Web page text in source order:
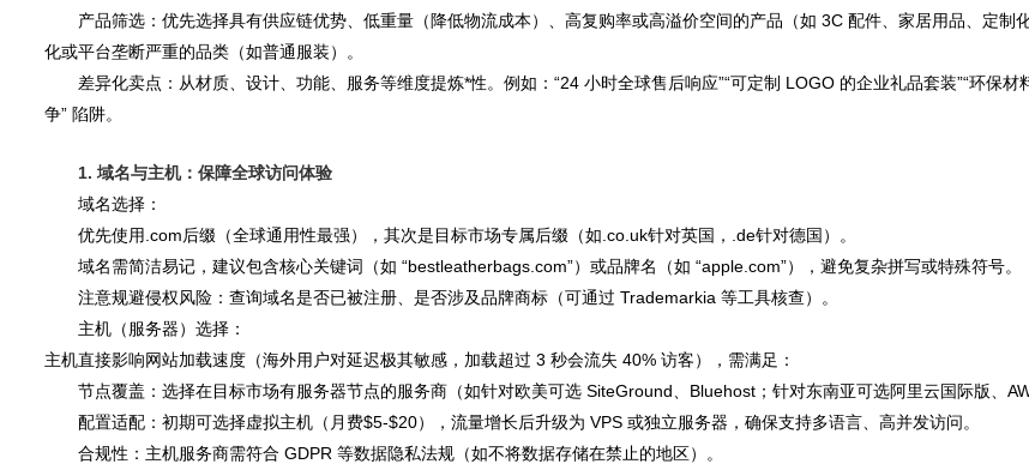
产品筛选：优先选择具有供应链优势、低重量（降低物流成本）、高复购率或高溢价空间的产品（如 3C 配件、家居用品、定制
化或平台垄断严重的品类（如普通服装）。
差异化卖点：从材质、设计、功能、服务等维度提炼*性。例如：“24 小时全球售后响应”“可定制 LOGO 的企业礼品套装”“环保材
争” 陷阱。
1. 域名与主机：保障全球访问体验
域名选择：
优先使用.com后缀（全球通用性最强），其次是目标市场专属后缀（如.co.uk针对英国，.de针对德国）。
域名需简洁易记，建议包含核心关键词（如 “bestleatherbags.com”）或品牌名（如 “apple.com”），避免复杂拼写或特殊符号。
注意规避侵权风险：查询域名是否已被注册、是否涉及品牌商标（可通过 Trademarkia 等工具核查）。
主机（服务器）选择：
主机直接影响网站加载速度（海外用户对延迟极其敏感，加载超过 3 秒会流失 40% 访客），需满足：
节点覆盖：选择在目标市场有服务器节点的服务商（如针对欧美可选 SiteGround、Bluehost；针对东南亚可选阿里云国际版、
配置适配：初期可选择虚拟主机（月费$5-$20），流量增长后升级为 VPS 或独立服务器，确保支持多语言、高并发访问。
合规性：主机服务商需符合 GDPR 等数据隐私法规（如不将数据存储在禁止的地区）。